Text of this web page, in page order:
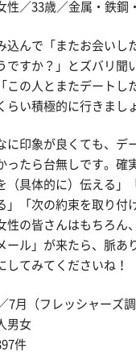
性／33歳／金属・鉄鋼
込んで「またお会いし
ですか？」とズバリ聞
この人とまたデートし
らい積極的に行きまし
に印象が良くても、デ
ったら台無しです。確
（具体的に）伝える」
」「次の約束を取り付
性の皆さんはもちろん
ール」が来たら、脈あ
してみてくださいね！
7月（フレッシャーズ調
男女
件